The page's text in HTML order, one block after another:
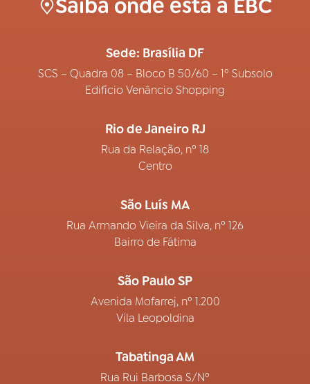
Saiba onde está a EBC
Sede: Brasília DF
SCS – Quadra 08 – Bloco B 50/60 – 1º Subsolo
Edifício Venâncio Shopping
Rio de Janeiro RJ
Rua da Relação, nº 18
Centro
São Luís MA
Rua Armando Vieira da Silva, nº 126
Bairro de Fátima
São Paulo SP
Avenida Mofarrej, nº 1.200
Vila Leopoldina
Tabatinga AM
Rua Rui Barbosa S/Nº